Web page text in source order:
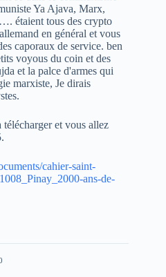
Ya Ajava, Marx,
étaient tous des crypto
en général et vous
caporaux de service. ben
voyous du coin et des
et la palce d'armes qui
marxiste, Je dirais
et vous allez
cahier-saint-
ans-de-